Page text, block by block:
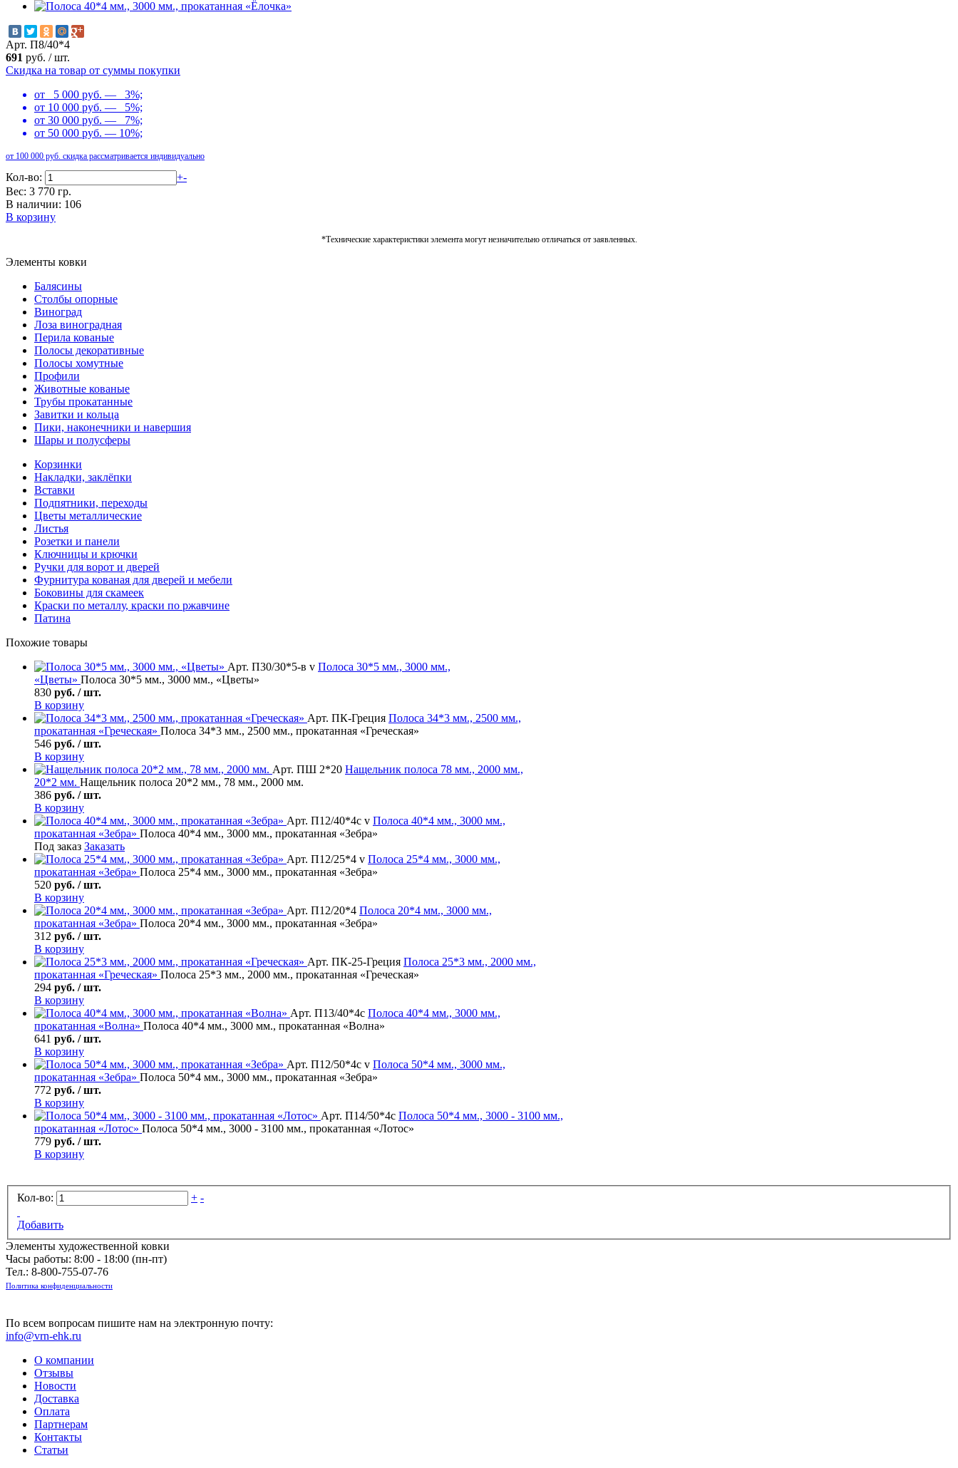
Арт. П8/40*4
691 руб. /шт.
Скидка на товар от суммы покупки
от 5 000 руб. — 3%;
от 10 000 руб. — 5%;
от 30 000 руб. — 7%;
от 50 000 руб. — 10%;
от 100 000 руб. скидка рассматривается индивидуально
Кол-во: +-
Вес: 3 770 гр.
В наличии: 106
В корзину
*Технические характеристики элемента могут незначительно отличаться от заявленных.
Элементы ковки
Балясины
Столбы опорные
Виноград
Лоза виноградная
Перила кованые
Полосы декоративные
Полосы хомутные
Профили
Животные кованые
Трубы прокатанные
Завитки и кольца
Пики, наконечники и навершия
Шары и полусферы
Корзинки
Накладки, заклёпки
Вставки
Подпятники, переходы
Цветы металлические
Листья
Розетки и панели
Ключницы и крючки
Ручки для ворот и дверей
Фурнитура кованая для дверей и мебели
Боковины для скамеек
Краски по металлу, краски по ржавчине
Патина
Похожие товары
Арт. П30/30*5-в v Полоса 30*5 мм., 3000 мм.,
«Цветы» Полоса 30*5 мм., 3000 мм., «Цветы»
830 руб. / шт.
В корзину
Арт. ПК-Греция Полоса 34*3 мм., 2500 мм.,
прокатанная «Греческая» Полоса 34*3 мм., 2500 мм., прокатанная «Греческая»
546 руб. / шт.
В корзину
Арт. ПШ 2*20 Нащельник полоса 78 мм., 2000 мм.,
20*2 мм. Нащельник полоса 20*2 мм., 78 мм., 2000 мм.
386 руб. / шт.
В корзину
Арт. П12/40*4с v Полоса 40*4 мм., 3000 мм.,
прокатанная «Зебра» Полоса 40*4 мм., 3000 мм., прокатанная «Зебра»
Под заказ Заказать
Арт. П12/25*4 v Полоса 25*4 мм., 3000 мм.,
прокатанная «Зебра» Полоса 25*4 мм., 3000 мм., прокатанная «Зебра»
520 руб. / шт.
В корзину
Арт. П12/20*4 Полоса 20*4 мм., 3000 мм.,
прокатанная «Зебра» Полоса 20*4 мм., 3000 мм., прокатанная «Зебра»
312 руб. / шт.
В корзину
Арт. ПК-25-Греция Полоса 25*3 мм., 2000 мм.,
прокатанная «Греческая» Полоса 25*3 мм., 2000 мм., прокатанная «Греческая»
294 руб. / шт.
В корзину
Арт. П13/40*4с Полоса 40*4 мм., 3000 мм.,
прокатанная «Волна» Полоса 40*4 мм., 3000 мм., прокатанная «Волна»
641 руб. / шт.
В корзину
Арт. П12/50*4с v Полоса 50*4 мм., 3000 мм.,
прокатанная «Зебра» Полоса 50*4 мм., 3000 мм., прокатанная «Зебра»
772 руб. / шт.
В корзину
Арт. П14/50*4с Полоса 50*4 мм., 3000 - 3100 мм.,
прокатанная «Лотос» Полоса 50*4 мм., 3000 - 3100 мм., прокатанная «Лотос»
779 руб. / шт.
В корзину
Кол-во: + -
Добавить
Элементы художественной ковки
Часы работы: 8:00 - 18:00 (пн-пт)
Тел.: 8-800-755-07-76
Политика конфиденциальности
По всем вопросам пишите нам на электронную почту:
info@vrn-ehk.ru
О компании
Отзывы
Новости
Доставка
Оплата
Партнерам
Контакты
Статьи